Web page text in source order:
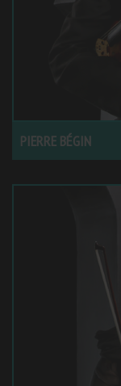
PIERRE BÉGIN